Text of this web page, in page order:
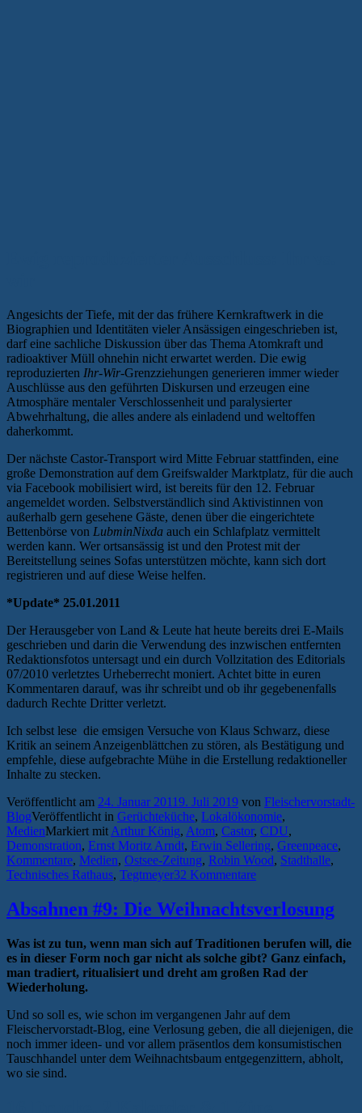
Angesichts der Tiefe, mit der das frühere Kernkraftwerk in die
Biographien und Identitäten vieler Ansässigen eingeschrieben ist,
darf eine sachliche Diskussion über das Thema Atomkraft und
radioaktiver Müll ohnehin nicht erwartet werden. Die ewig
reproduzierten Ihr-Wir-Grenzziehungen generieren immer wieder
Auschlüsse aus den geführten Diskursen und erzeugen eine
Atmosphäre mentaler Verschlossenheit und paralysierter
Abwehrhaltung, die alles andere als einladend und weltoffen
daherkommt.
Der nächste Castor-Transport wird Mitte Februar stattfinden, eine
große Demonstration auf dem Greifswalder Marktplatz, für die auch
via Facebook mobilisiert wird, ist bereits für den 12. Februar
angemeldet worden. Selbstverständlich sind Aktivistinnen von
außerhalb gern gesehene Gäste, denen über die eingerichtete
Bettenbörse von LubminNixda auch ein Schlafplatz vermittelt
werden kann. Wer ortsansässig ist und den Protest mit der
Bereitstellung seines Sofas unterstützen möchte, kann sich dort
registrieren und auf diese Weise helfen.
*Update* 25.01.2011
Der Herausgeber von Land & Leute hat heute bereits drei E-Mails
geschrieben und darin die Verwendung des inzwischen entfernten
Redaktionsfotos untersagt und ein durch Vollzitation des Editorials
07/2010 verletztes Urheberrecht moniert. Achtet bitte in euren
Kommentaren darauf, was ihr schreibt und ob ihr gegebenenfalls
dadurch Rechte Dritter verletzt.
Ich selbst lese die emsigen Versuche von Klaus Schwarz, diese
Kritik an seinem Anzeigenblättchen zu stören, als Bestätigung und
empfehle, diese aufgebrachte Mühe in die Erstellung redaktioneller
Inhalte zu stecken.
Veröffentlicht am 24. Januar 20119. Juli 2019 von Fleischervorstadt-
BlogVeröffentlicht in Gerüchteküche, Lokalökonomie,
MedienMarkiert mit Arthur König, Atom, Castor, CDU,
Demonstration, Ernst Moritz Arndt, Erwin Sellering, Greenpeace,
Kommentare, Medien, Ostsee-Zeitung, Robin Wood, Stadthalle,
Technisches Rathaus, Tegtmeyer32 Kommentare
Absahnen #9: Die Weihnachtsverlosung
Was ist zu tun, wenn man sich auf Traditionen berufen will, die
es in dieser Form noch gar nicht als solche gibt? Ganz einfach,
man tradiert, ritualisiert und dreht am großen Rad der
Wiederholung.
Und so soll es, wie schon im vergangenen Jahr auf dem
Fleischervorstadt-Blog, eine Verlosung geben, die all diejenigen, die
noch immer ideen- und vor allem präsentlos dem konsumistischen
Tauschhandel unter dem Weihnachtsbaum entgegenzittern, abholt,
wo sie sind.